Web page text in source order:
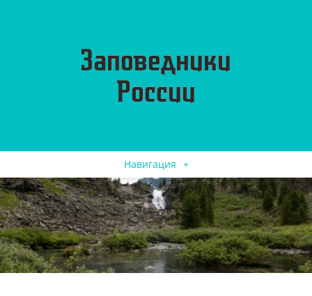
Навигация +